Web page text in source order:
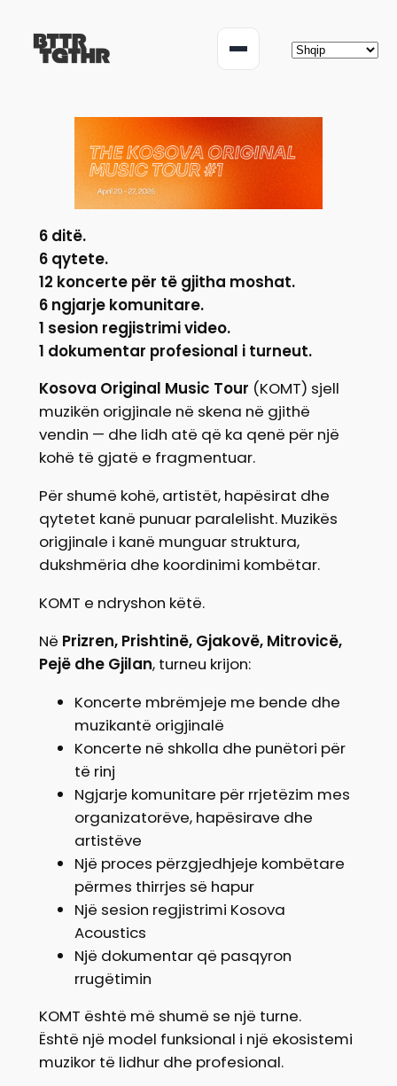
lënda
Menu
6 ditë.
6 qytete.
12 koncerte për të gjitha moshat.
6 ngjarje komunitare.
1 sesion regjistrimi video.
1 dokumentar profesional i turneut.
Kosova Original Music Tour (KOMT) sjell
muzikën origjinale në skena në gjithë
vendin — dhe lidh atë që ka qenë për një
kohë të gjatë e fragmentuar.
Për shumë kohë, artistët, hapësirat dhe
qytetet kanë punuar paralelisht. Muzikës
origjinale i kanë munguar struktura,
dukshmëria dhe koordinimi kombëtar.
KOMT e ndryshon këtë.
Në Prizren, Prishtinë, Gjakovë, Mitrovicë,
Pejë dhe Gjilan, turneu krijon:
Koncerte mbrëmjeje me bende dhe
muzikantë origjinalë
Koncerte në shkolla dhe punëtori për
të rinj
Ngjarje komunitare për rrjetëzim mes
organizatorëve, hapësirave dhe
artistëve
Një proces përzgjedhjeje kombëtare
përmes thirrjes së hapur
Një sesion regjistrimi Kosova
Acoustics
Një dokumentar që pasqyron
rrugëtimin
KOMT është më shumë se një turne.
Është një model funksional i një ekosistemi
muzikor të lidhur dhe profesional.